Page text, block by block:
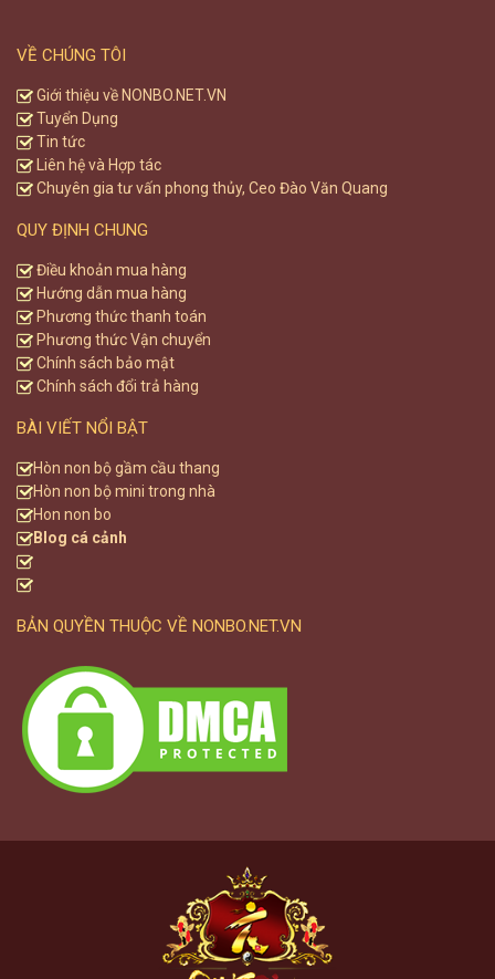
VỀ CHÚNG TÔI
Giới thiệu về NONBO.NET.VN
Tuyển Dụng
Tin tức
Liên hệ và Hợp tác
Chuyên gia tư vấn phong thủy, Ceo Đào Văn Quang
QUY ĐỊNH CHUNG
Điều khoản mua hàng
Hướng dẫn mua hàng
Phương thức thanh toán
Phương thức Vận chuyển
Chính sách bảo mật
Chính sách đổi trả hàng
BÀI VIẾT NỔI BẬT
Hòn non bộ gầm cầu thang
Hòn non bộ mini trong nhà
Hon non bo
Blog cá cảnh
BẢN QUYỀN THUỘC VỀ NONBO.NET.VN